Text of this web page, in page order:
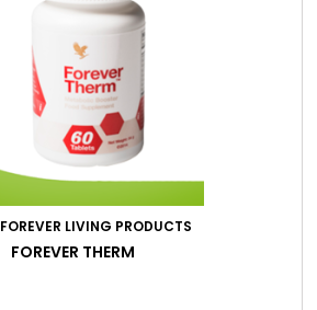
FOREVER LIVING PRODUCTS
FOREVER THERM